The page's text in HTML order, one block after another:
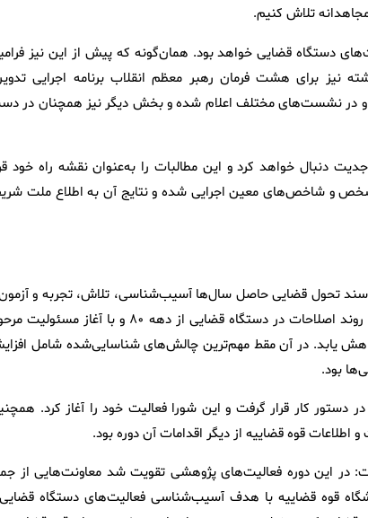
تلاش کنیم.
دستگاه قضایی خواهد بود. همان‌گونه که پیش از این نیز
نیز برای هشت فرمان رهبر معظم انقلاب برنامه اجرایی
و در نشست‌های مختلف اعلام شده و بخش دیگر نیز همچنان در
دنبال خواهد کرد و این مطالبات را به‌عنوان نقشه راه خود
مشخص و شاخص‌های معین اجرایی شده و نتایج آن به اطلاع ملت
تحول قضایی حاصل سال‌ها آسیب‌شناسی، تلاش، تجربه و
خطاهایی است که طی سال‌های گذشته در قوه قضاییه صورت گرفته است. روند اصلاحات در دستگاه قضایی از دهه ۸۰ و با آغاز
یابد. در آن مقط مهم‌ترین چالش‌های شناسایی‌شده شامل
بود.
کار قرار گرفت و این شورا فعالیت خود را آغاز کرد.
اطلاعات قوه قضاییه از دیگر اقدامات آن دوره بود.
در این دوره فعالیت‌های پژوهشی تقویت شد معاونت‌هایی از
قوه قضاییه با هدف آسیب‌شناسی فعالیت‌های دستگاه